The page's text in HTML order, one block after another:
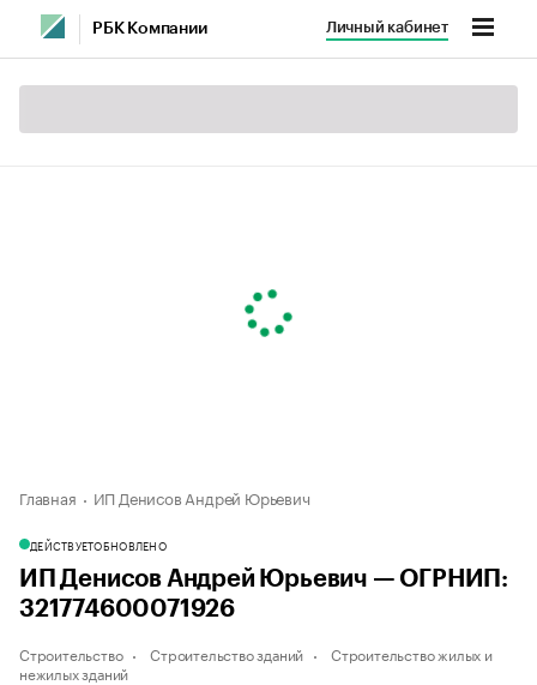
РБК Компании Личный кабинет
Главная ИП Денисов Андрей Юрьевич
ДЕЙСТВУЕТОБНОВЛЕНО
ИП Денисов Андрей Юрьевич — ОГРНИП:
321774600071926
Строительство Строительство зданий
Строительство жилых и
нежилых зданий